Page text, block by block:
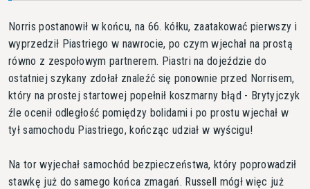
Norris postanowił w końcu, na 66. kółku, zaatakować pierwszy i
wyprzedził Piastriego w nawrocie, po czym wjechał na prostą
równo z zespołowym partnerem. Piastri na dojeździe do
ostatniej szykany zdołał znaleźć się ponownie przed Norrisem,
który na prostej startowej popełnił koszmarny błąd - Brytyjczyk
źle ocenił odległość pomiędzy bolidami i po prostu wjechał w
tył samochodu Piastriego, kończąc udział w wyścigu!
Na tor wyjechał samochód bezpieczeństwa, który poprowadził
stawkę już do samego końca zmagań. Russell mógł więc już